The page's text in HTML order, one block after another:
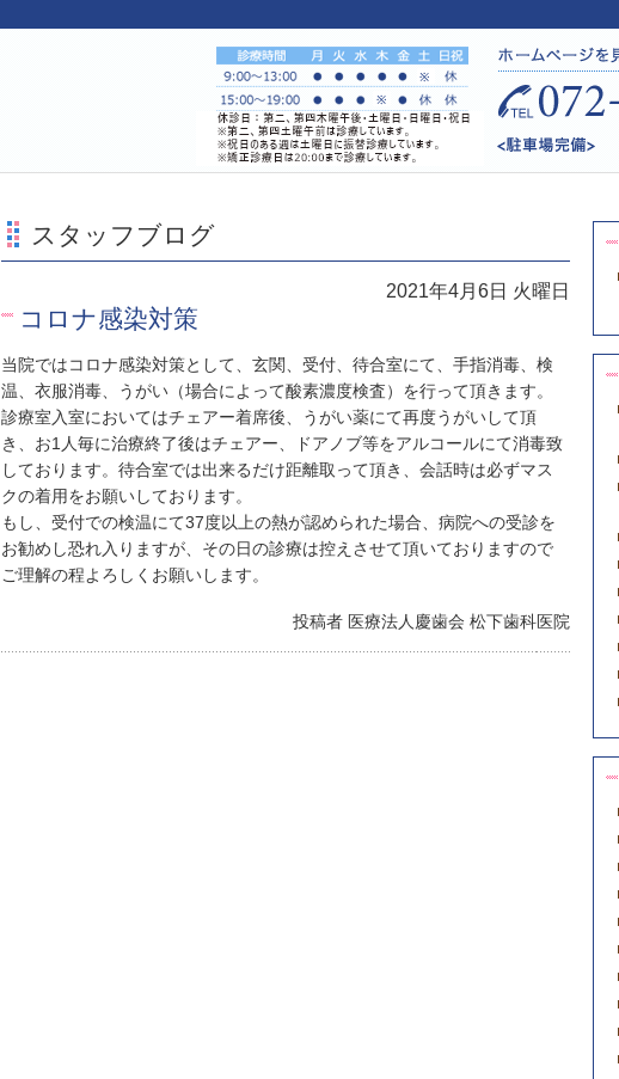
スタッフブログ
2021年4月6日 火曜日
コロナ感染対策
当院ではコロナ感染対策として、玄関、受付、待合室にて、手指消毒、検
温、衣服消毒、うがい（場合によって酸素濃度検査）を行って頂きます。
診療室入室においてはチェアー着席後、うがい薬にて再度うがいして頂
き、お1人毎に治療終了後はチェアー、ドアノブ等をアルコールにて消毒致
しております。待合室では出来るだけ距離取って頂き、会話時は必ずマス
クの着用をお願いしております。
もし、受付での検温にて37度以上の熱が認められた場合、病院への受診を
お勧めし恐れ入りますが、その日の診療は控えさせて頂いておりますので
ご理解の程よろしくお願いします。
投稿者 医療法人慶歯会 松下歯科医院